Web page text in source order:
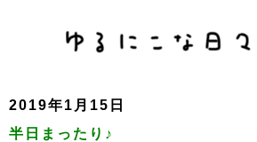
2019年1月15日
半日まったり♪